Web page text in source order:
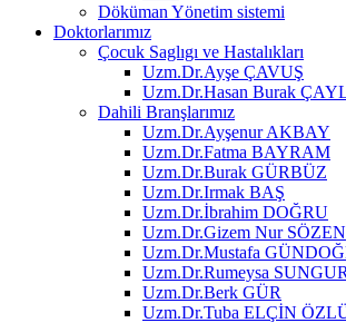
Döküman Yönetim sistemi
Doktorlarımız
Çocuk Saglıgı ve Hastalıkları
Uzm.Dr.Ayşe ÇAVUŞ
Uzm.Dr.Hasan Burak
Dahili Branşlarımız
Uzm.Dr.Ayşenur AKBAY
Uzm.Dr.Fatma BAYRAM
Uzm.Dr.Burak GÜRBÜZ
Uzm.Dr.Irmak BAŞ
Uzm.Dr.İbrahim DOĞRU
Uzm.Dr.Gizem Nur SÖZEN
Uzm.Dr.Mustafa
Uzm.Dr.Rumeysa SUNGUR
Uzm.Dr.Berk GÜR
Uzm.Dr.Tuba ELÇİN